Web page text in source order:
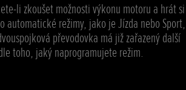
li zkoušet možnosti výkonu motoru a hrát
automatické režimy, jako je Jízda nebo Sport,
převodovka má již zařazený další
toho, jaký naprogramujete režim.